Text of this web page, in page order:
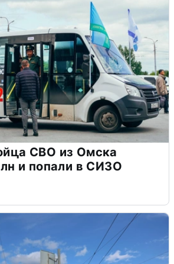
СВО из Омска
и попали в СИЗО